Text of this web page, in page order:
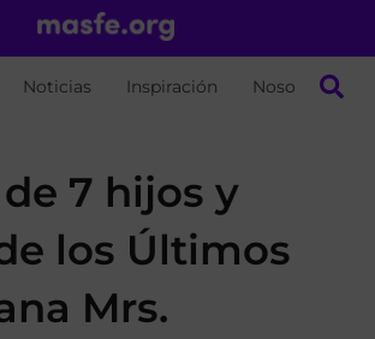
Noticias Inspiración Nosotros
7 hijos y
los Últimos
Mrs.